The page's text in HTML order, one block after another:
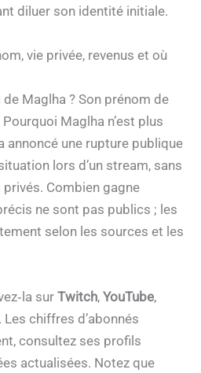
diluer son identité initiale.
vie privée, revenus et où
Maglha ? Son prénom de
Pourquoi Maglha n’est plus
annoncé une rupture publique
lors d’un stream, sans
Combien gagne
ne sont pas publics ; les
selon les sources et les
sur Twitch, YouTube,
. Les chiffres d’abonnés
consultez ses profils
actualisées. Notez que